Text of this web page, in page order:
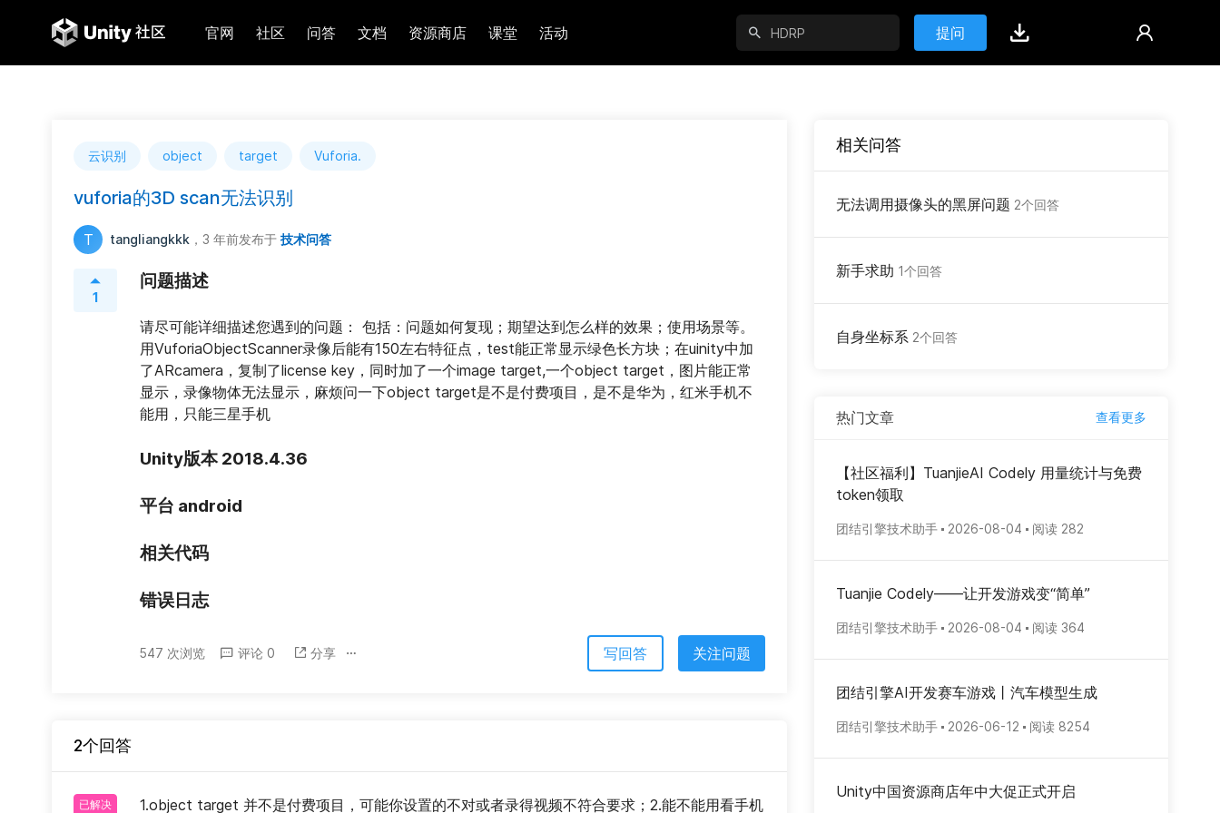
官网 社区 问答 文档 资源商店 课堂 活动 提问
云识别 object target Vuforia.
vuforia的3D scan无法识别
T tangliangkkk ，3 年前发布于 技术问答
1
问题描述
请尽可能详细描述您遇到的问题： 包括：问题如何复现；期望达到怎么样的效果；使用场景等。
用VuforiaObjectScanner录像后能有150左右特征点，test能正常显示绿色长方块；在uinity中加
了ARcamera，复制了license key，同时加了一个image target,一个object target，图片能正常
显示，录像物体无法显示，麻烦问一下object target是不是付费项目，是不是华为，红米手机不
能用，只能三星手机
Unity版本 2018.4.36
平台 android
相关代码
错误日志
547 次浏览 评论 0 分享 写回答 关注问题
2个回答
已解决 1.object target 并不是付费项目，可能你设置的不对或者录得视频不符合要求；2.能不能用看手机
相关问答
无法调用摄像头的黑屏问题 2个回答
新手求助 1个回答
自身坐标系 2个回答
热门文章 查看更多
【社区福利】TuanjieAI Codely 用量统计与免费
token领取
团结引擎技术助手 2026-08-04 阅读 282
Tuanjie Codely——让开发游戏变“简单”
团结引擎技术助手 2026-08-04 阅读 364
团结引擎AI开发赛车游戏丨汽车模型生成
团结引擎技术助手 2026-06-12 阅读 8254
Unity中国资源商店年中大促正式开启